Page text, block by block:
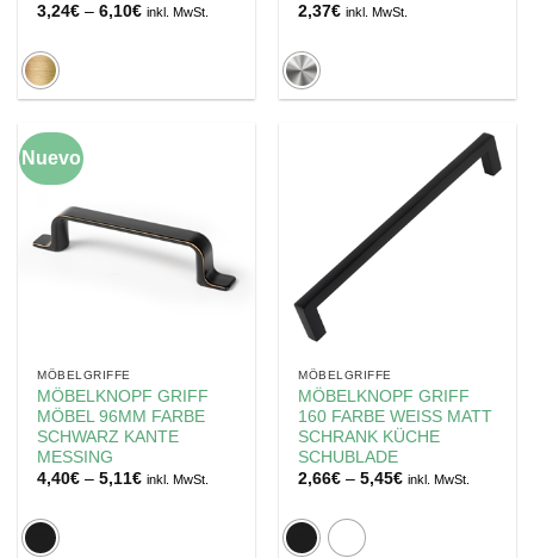
3,24€ –6,10€Preisspanne:
inkl. MwSt.
2,37€ inkl. MwSt.
Nuevo
MÖBELGRIFFE
MÖBELKNOPF GRIFF
MÖBEL 96MM FARBE
SCHWARZ KANTE
MESSING
4,40€ –5,11€Preisspanne:
inkl. MwSt.
MÖBELGRIFFE
MÖBELKNOPF GRIFF
160 FARBE WEISS MATT
SCHRANK KÜCHE
SCHUBLADE
2,66€ –5,45€Preisspanne:
inkl. MwSt.